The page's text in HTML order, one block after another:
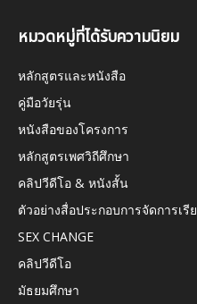
หมวดหมู่ที่ได้รับความนิยม
หลักสูตรและหนังสือ
คู่มือวัยรุ่น
หนังสือของโครงการ
หลักสูตรเพศวิถีศึกษา
คลิปวีดีโอ & หนังสั้น
ตัวอย่างสื่อประกอบการจัดการเรี
SEX CHANGE
คลิปวีดีโอ
มัธยมศึกษา